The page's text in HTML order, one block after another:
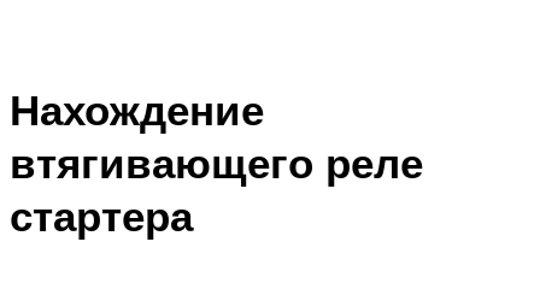
Нахождение
втягивающего реле
стартера